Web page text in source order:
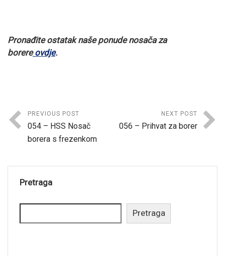
Pronađite ostatak naše ponude nosača za
borereovdje.
PREVIOUS POST
054 – HSS Nosač
borera s frezenkom
NEXT POST
056 – Prihvat za borer
Pretraga
Pretraga